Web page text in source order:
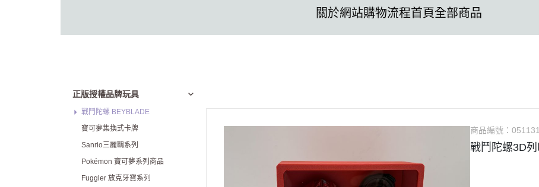
關於網站購物流程首頁全部商品
正版授權品牌玩具
戰鬥陀螺 BEYBLADE
寶可夢集換式卡牌
Sanrio三麗鷗系列
Pokémon 寶可夢系列商品
Fuggler 放克牙寶系列
商品編號：
戰鬥陀螺3D